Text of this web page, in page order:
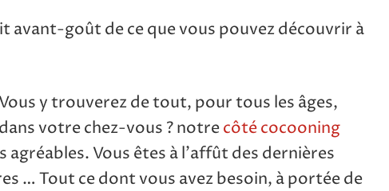
avant-goût de ce que vous pouvez découvrir à
y trouverez de tout, pour tous les âges,
votre chez-vous ? notrecôté cocooning
Vous êtes à l’affût des dernières
… Tout ce dont vous avez besoin, à portée de